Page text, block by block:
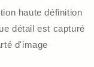
haute définition
détail est capturé
d'image